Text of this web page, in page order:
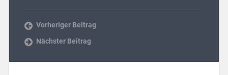
Vorheriger Beitrag
Nächster Beitrag